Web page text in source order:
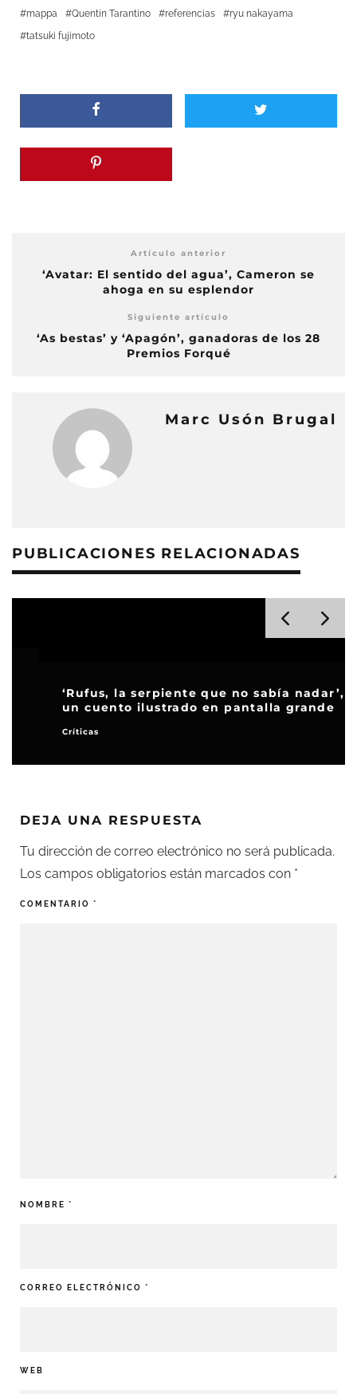
mappa Quentin Tarantino referencias
ryu nakayama
tatsuki fujimoto
Artículo anterior
‘Avatar: El sentido del agua’, Cameron se
ahoga en su esplendor
Siguiente artículo
‘As bestas’ y ‘Apagón’, ganadoras de los 28
Premios Forqué
Marc Usón Brugal
PUBLICACIONES RELACIONADAS
‘Rufus, la serpiente que no sabía nadar’,
un cuento ilustrado en pantalla grande
Críticas
DEJA UNA RESPUESTA
Tu dirección de correo electrónico no será publicada.
Los campos obligatorios están marcados con *
COMENTARIO *
NOMBRE *
CORREO ELECTRÓNICO *
WEB